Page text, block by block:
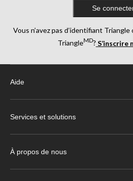
Se
Vous n’avez pas d’identifiant
TriangleMD? S’inscrire
Aide
Services et solutions
À propos de nous